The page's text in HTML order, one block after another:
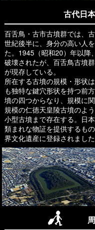
古代日
百舌鳥・古市古墳群では、
世紀後半に、身分の高い人
た。1945（昭和20）年以降
破壊されたが、百舌鳥古墳
が現存している。
所在する古墳の規模・形状
も独特な鍵穴形状を持つ前
墳の四つからなり、規模に
規模の仁徳天皇陵古墳のよ
小型古墳まで存在する。日
類まれな物証を提供するも
界文化遺産に登録されました